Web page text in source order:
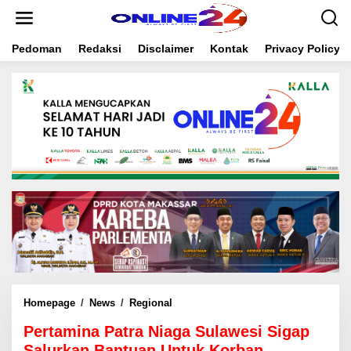
t
Pedoman Redaksi Disclaimer Kontak Privacy Policy
Homepage / News / Regional
r
t
Pertamina Patra Niaga Sulawesi Sigap